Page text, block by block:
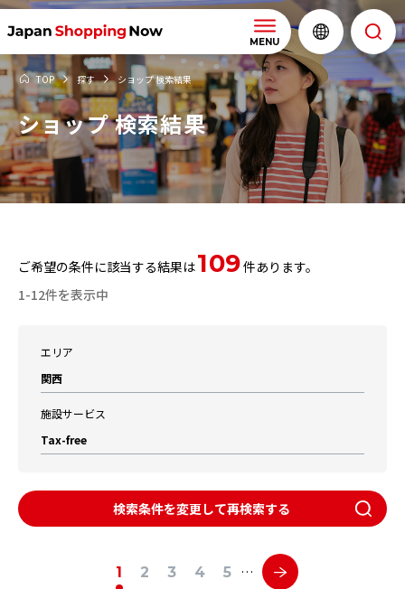
MENU
TOP 探す ショップ 検索結果
ショップ 検索結果
ご希望の条件に該当する結果は109件あります。
1-12件を表示中
エリア
関西
施設サービス
Tax-free
検索条件を変更して再検索する
1 2 3 4 5 …